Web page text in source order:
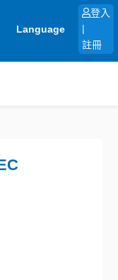
Language
登入
註冊